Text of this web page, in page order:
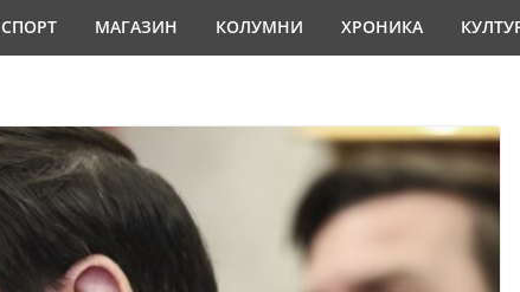
СПОРТ МАГАЗИН КОЛУМНИ ХРОНИКА